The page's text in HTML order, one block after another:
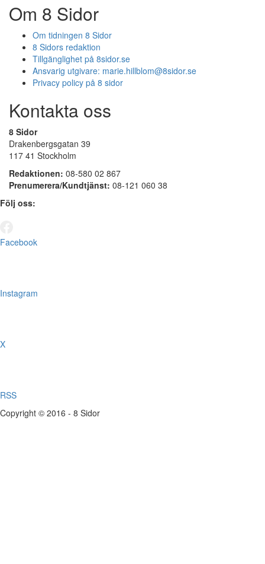
Om 8 Sidor
Om tidningen 8 Sidor
8 Sidors redaktion
Tillgänglighet på 8sidor.se
Ansvarig utgivare: marie.hillblom@8sidor.se
Privacy policy på 8 sidor
Kontakta oss
8 Sidor
Drakenbergsgatan 39
117 41 Stockholm
Redaktionen: 08-580 02 867
Prenumerera/Kundtjänst: 08-121 060 38
Följ oss:
Facebook
Instagram
X
RSS
Copyright © 2016 - 8 Sidor